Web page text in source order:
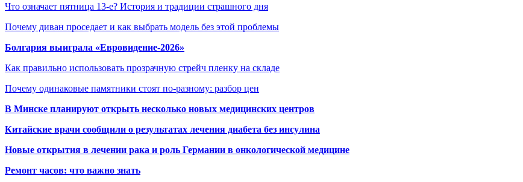
Что означает пятница 13-е? История и традиции страшного дня
Почему диван проседает и как выбрать модель без этой проблемы
Болгария выиграла «Евровидение-2026»
Как правильно использовать прозрачную стрейч пленку на складе
Почему одинаковые памятники стоят по-разному: разбор цен
В Минске планируют открыть несколько новых медицинских центров
Китайские врачи сообщили о результатах лечения диабета без инсулина
Новые открытия в лечении рака и роль Германии в онкологической медицине
Ремонт часов: что важно знать